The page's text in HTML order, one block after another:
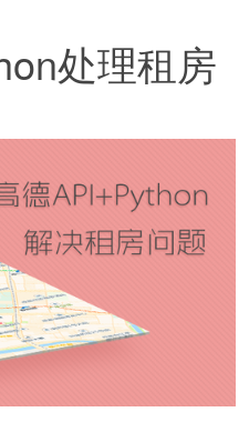
处理租房